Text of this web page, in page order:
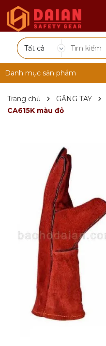
Tất cả
Danh mục sản phẩm
Trang chủ GĂNG TAY
CA615K màu đỏ